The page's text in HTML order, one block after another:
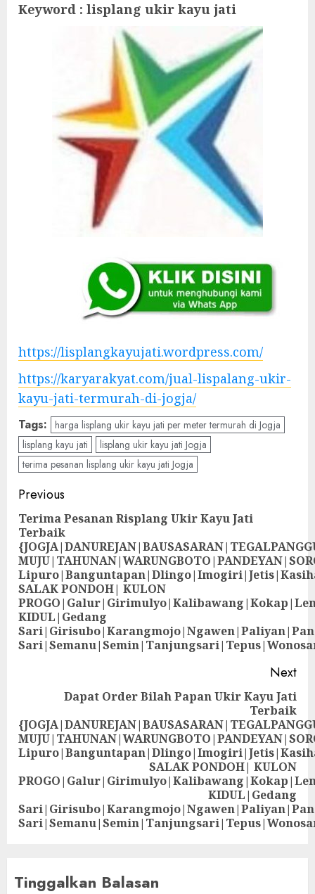
Keyword : lisplang ukir kayu jati
https://lisplangkayujati.wordpress.com/
https://karyarakyat.com/jual-lispalang-ukir-
kayu-jati-termurah-di-jogja/
Tags: harga lisplang ukir kayu jati per meter termurah di Jogja
lisplang kayu jati
lisplang ukir kayu jati Jogja
terima pesanan lisplang ukir kayu jati Jogja
Previous
Terima Pesanan Risplang Ukir Kayu Jati
Terbaik
SALAK PONDOH| KULON
KIDUL|Gedang
Next
Dapat Order Bilah Papan Ukir Kayu Jati
Terbaik
SALAK PONDOH| KULON
KIDUL|Gedang
Tinggalkan Balasan